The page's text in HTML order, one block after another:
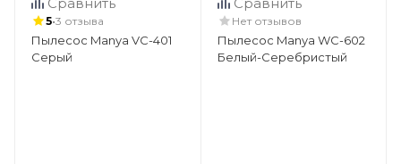
5•3 отзыва
Пылесос Manya VC-401
Серый
Нет отзывов
Пылесос Manya WC-602
Белый-Серебристый